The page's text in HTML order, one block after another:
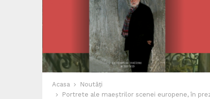
Acasa
Noutăți
Portrete ale maeștrilor scenei europene, în